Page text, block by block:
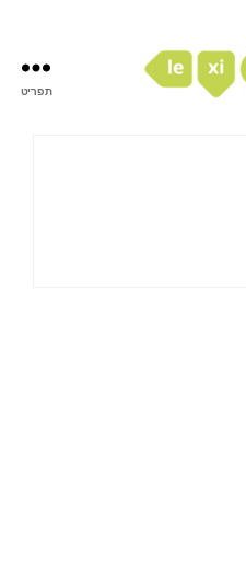
תפריט